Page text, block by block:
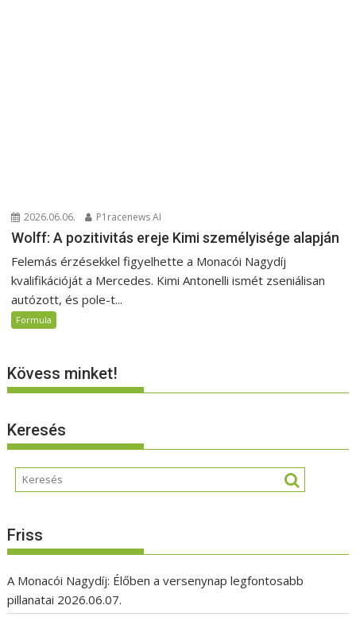
2026.06.06. P1racenews AI
Wolff: A pozitivitás ereje Kimi személyisége alapján
Felemás érzésekkel figyelhette a Monacói Nagydíj
kvalifikációját a Mercedes. Kimi Antonelli ismét zseniálisan
autózott, és pole-t...
Formula
Kövess minket!
Keresés
Friss
A Monacói Nagydíj: Élőben a versenynap legfontosabb
pillanatai 2026.06.07.